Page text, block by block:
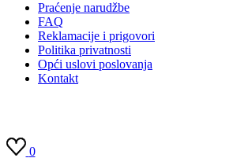
Praćenje narudžbe
FAQ
Reklamacije i prigovori
Politika privatnosti
Opći uslovi poslovanja
Kontakt
0